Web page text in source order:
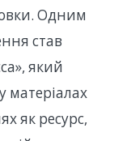
Одним
став
який
матеріалах
як ресурс,